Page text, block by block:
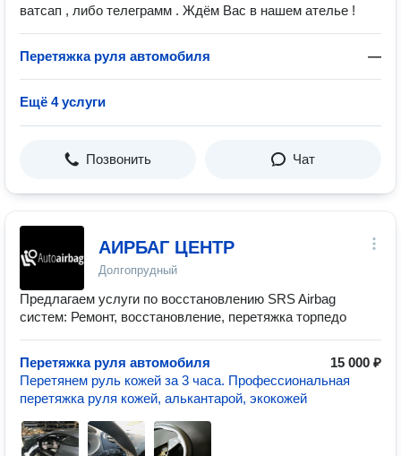
ватсап , либо телеграмм . Ждём Вас в нашем ателье !
Перетяжка руля автомобиля —
Ещё 4 услуги
Позвонить Чат
АИРБАГ ЦЕНТР
Долгопрудный
Предлагаем услуги по восстановлению SRS Airbag
систем: Ремонт, восстановление, перетяжка торпедо
Перетяжка руля автомобиля
15 000 ₽
Перетянем руль кожей за 3 часа. Профессиональная
перетяжка руля кожей, алькантарой, экокожей